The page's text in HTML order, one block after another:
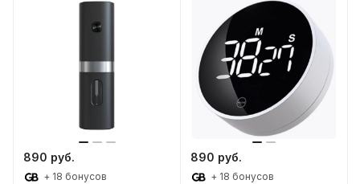
890 руб.
+ 18 бонусов
890 руб.
+ 18 бонусов